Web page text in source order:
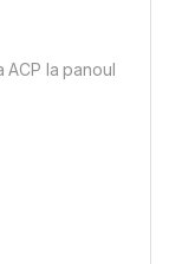
la panoul